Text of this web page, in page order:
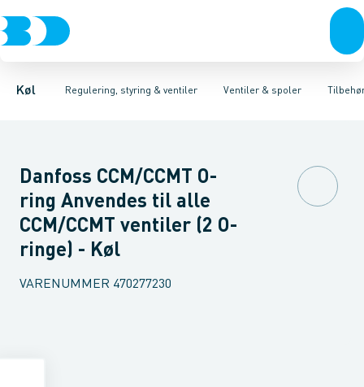
Køl Regulering, styring & ventiler
KompressorerKondenseringsaggregaterFordampere
Ventiler & spoler
Pressostater & termostaterSensorer & transmitterer
Magnetventiler til vandMagnetventiler til kølemiddel
Danfoss CCM/CCMT O-
ring Anvendes til alle
CCM/CCMT ventiler (2 O-
ringe) - Køl
VARENUMMER 470277230